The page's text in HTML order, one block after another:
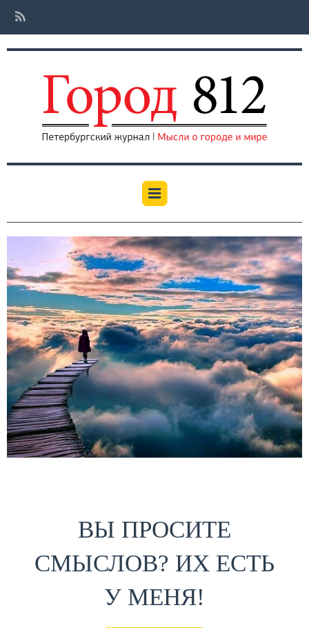
ВЫ ПРОСИТЕ
СМЫСЛОВ? ИХ ЕСТЬ
У МЕНЯ!